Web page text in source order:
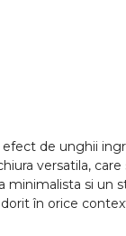
de unghii
versatila,
si un
în orice